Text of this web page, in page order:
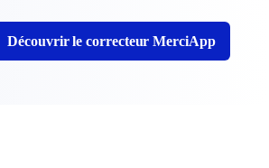
Découvrir le correcteur MerciApp